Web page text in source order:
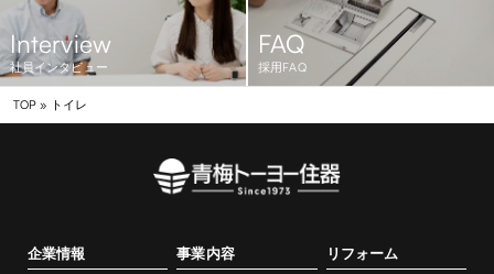
Interview
社員インタビュー
FAQ
採用FAQ
TOP » トイレ
企業情報
事業内容
リフォーム